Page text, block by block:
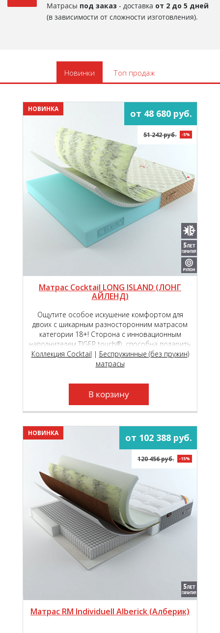
Матрасы под заказ - доставка от 2 до 5 дней
(в зависимости от сложности изготовления).
Новинки Топ продаж
НОВИНКА от 48 680 руб.
51 242 руб. -5%
Матрас Cocktail LONG ISLAND (ЛОНГ
АЙЛЕНД)
Ощутите особое искушение комфортом для
двоих с шикарным разносторонним матрасом
категории 18+! Сторона с инновационным
наполнителем TIGER touch®, способна подарить
чувство исключительной комфортности,
обеспечивая вашу пару непревзойдённым
Коллекция Cocktail | Беспружинные (без пружин)
матрасы
В корзину
НОВИНКА от 102 388 руб.
120 456 руб. -15%
Матрас RM Individuell Alberick (Aлберик)